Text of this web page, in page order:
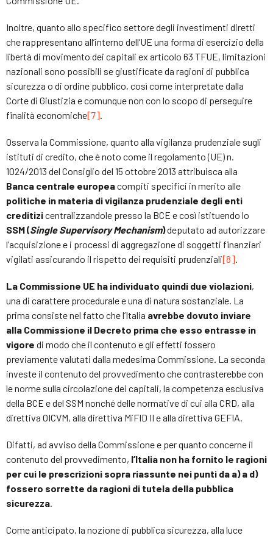
Inoltre, quanto allo specifico settore degli investimenti diretti
che rappresentano all’interno dell’UE una forma di esercizio della
libertà di movimento dei capitali ex articolo 63 TFUE, limitazioni
nazionali sono possibili se giustificate da ragioni di pubblica
sicurezza o di ordine pubblico, così come interpretate dalla
Corte di Giustizia e comunque non con lo scopo di perseguire
finalità economiche[7].
Osserva la Commissione, quanto alla vigilanza prudenziale sugli
istituti di credito, che è noto come il regolamento (UE) n.
1024/2013 del Consiglio del 15 ottobre 2013 attribuisca alla
Banca centrale europeacompiti specifici in merito alle
politiche in materia di vigilanza prudenziale degli enti
creditizicentralizzandole presso la BCE e così istituendo lo
SSM (Single Supervisory Mechanism)deputato ad autorizzare
l’acquisizione e i processi di aggregazione di soggetti finanziari
vigilati assicurando il rispetto dei requisiti prudenziali[8].
La Commissione UE ha individuato quindi due violazioni,
una di carattere procedurale e una di natura sostanziale. La
prima consiste nel fatto che l’Italia avrebbe dovuto inviare
alla Commissione il Decreto prima che esso entrasse in
vigore di modo che il contenuto e gli effetti fossero
previamente valutati dalla medesima Commissione. La seconda
investe il contenuto del provvedimento che contrasterebbe con
le norme sulla circolazione dei capitali, la competenza esclusiva
della BCE e del SSM nonché delle normative di cui alla CRD, alla
direttiva OICVM, alla direttiva MiFID II e alla direttiva GEFIA.
Difatti, ad avviso della Commissione e per quanto concerne il
contenuto del provvedimento, l’Italia non ha fornito le ragioni
per cui le prescrizioni sopra riassunte nei punti da a) a d)
fossero sorrette da ragioni di tutela della pubblica
sicurezza.
Come anticipato, la nozione di pubblica sicurezza, alla luce